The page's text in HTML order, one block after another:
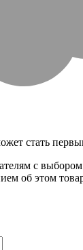
стать
с
об этом